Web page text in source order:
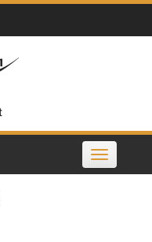
Toggle
navigation